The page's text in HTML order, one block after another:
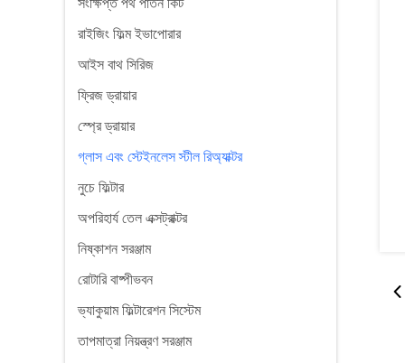
সংক্ষিপ্ত পথ পাতন কিট
রাইজিং ফিল্ম ইভাপোরার
আইস বাথ সিরিজ
ফ্রিজ ড্রায়ার
স্প্রে ড্রায়ার
গ্লাস এবং স্টেইনলেস স্টীল রিঅ্যাক্টর
নুচে ফিল্টার
অপরিহার্য তেল এক্সট্রাক্টর
নিষ্কাশন সরঞ্জাম
রোটারি বাষ্পীভবন
ভ্যাকুয়াম ফিল্টারেশন সিস্টেম
তাপমাত্রা নিয়ন্ত্রণ সরঞ্জাম